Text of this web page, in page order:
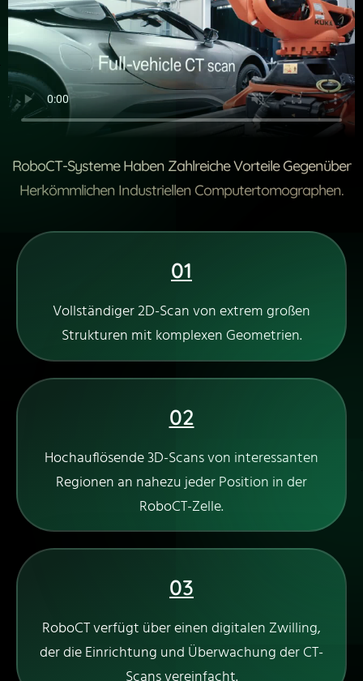
RoboCT-Systeme Haben Zahlreiche Vorteile Gegenüber
Herkömmlichen Industriellen Computertomographen.
01
Vollständiger 2D-Scan von extrem großen
Strukturen mit komplexen Geometrien.
02
Hochauflösende 3D-Scans von interessanten
Regionen an nahezu jeder Position in der
RoboCT-Zelle.
03
RoboCT verfügt über einen digitalen Zwilling,
der die Einrichtung und Überwachung der CT-